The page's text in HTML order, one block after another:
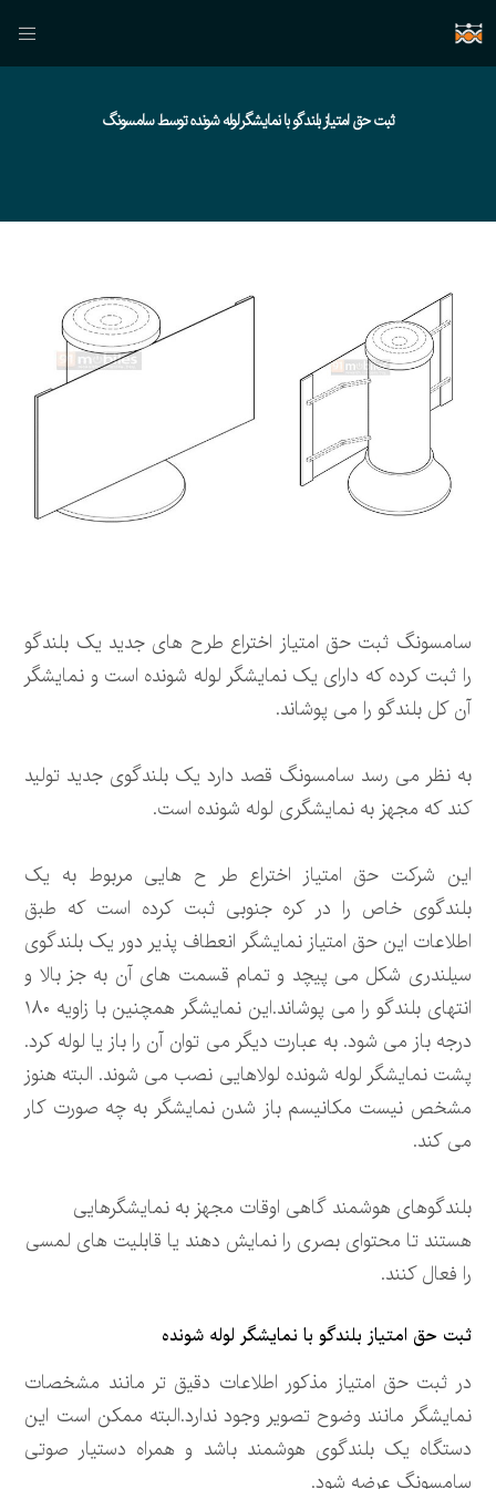
ثبت حق امتیاز بلندگو با نمایشگر لوله شونده توسط سامسونگ
سامسونگ ثبت حق امتیاز اختراع طرح های جدید یک بلندگو
را ثبت کرده که دارای یک نمایشگر لوله شونده است و نمایشگر
آن کل بلندگو را می پوشاند.
به نظر می رسد سامسونگ قصد دارد یک بلندگوی جدید تولید
کند که مجهز به نمایشگری لوله شونده است.
این شرکت حق امتیاز اختراع طر ح هایی مربوط به یک
بلندگوی خاص را در کره جنوبی ثبت کرده است که طبق
اطلاعات این حق امتیاز نمایشگر انعطاف پذیر دور یک بلندگوی
سیلندری شکل می پیچد و تمام قسمت های آن به جز بالا و
انتهای بلندگو را می پوشاند.این نمایشگر همچنین با زاویه ۱۸۰
درجه باز می شود. به عبارت دیگر می توان آن را باز یا لوله کرد.
پشت نمایشگر لوله شونده لولاهایی نصب می شوند. البته هنوز
مشخص نیست مکانیسم باز شدن نمایشگر به چه صورت کار
می کند.
بلندگوهای هوشمند گاهی اوقات مجهز به نمایشگرهایی
هستند تا محتوای بصری را نمایش دهند یا قابلیت های لمسی
را فعال کنند.
ثبت حق امتیاز بلندگو با نمایشگر لوله شونده
در ثبت حق امتیاز مذکور اطلاعات دقیق تر مانند مشخصات
نمایشگر مانند وضوح تصویر وجود ندارد.البته ممکن است این
دستگاه یک بلندگوی هوشمند باشد و همراه دستیار صوتی
سامسونگ عرضه شود.